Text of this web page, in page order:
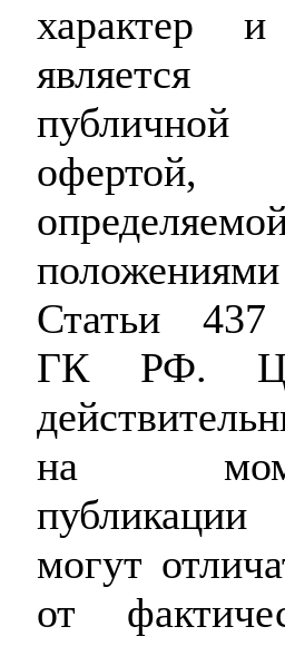
характер
является
публичной
офертой,
положениями
Статьи
ГК РФ.
на
могут
от